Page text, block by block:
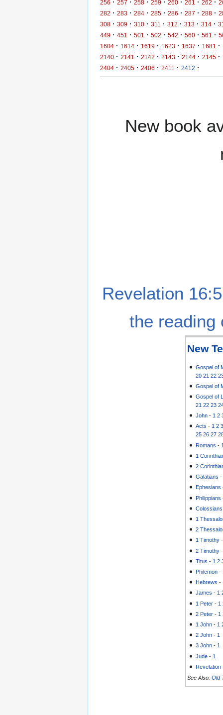
256 · 257 · 258 · 259 · 260 · 261 · 262 ·
282 · 283 · 284 · 285 · 286 · 287 · 288 ·
308 · 309 · 310 · 311 · 312 · 313 · 314 ·
449 · 451 · 501 · 502 · 542 · 560 · 561 ·
1604 · 1614 · 1619 · 1623 · 1637 · 1681 ·
2140 · 2141 · 2142 · 2143 · 2144 · 2145 ·
2404 · 2405 · 2406 · 2411 · 2412 ·
New book
Revelation
the reading
New
Gospel of
20 21 22
Gospel of
Gospel of
21 22 23
John - 1 2
Acts -1 2
25 26 27
Romans -
1
2
Galatians
Ephesians
Philippians
Colossians
1
2
1 Timothy
2 Timothy
Titus - 1 2
Philemon -
Hebrews -
James -1
1 Peter - 1
2 Peter - 1
1 John - 1
2 John - 1
3 John -1
Jude - 1
Revelation
See Also: Old